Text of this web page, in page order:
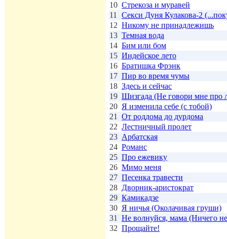
10 Стрекоза и муравей
11 Секси Дуня Кулакова-2
12 Никому не принадлежишь
13 Темная вода
14 Бим или бом
15 Индейское лето
16 Братишка Фрэнк
17 Пир во время чумы
18 Здесь и сейчас
19 Шизгада (Не говори мне про
20 Я изменила себе (с тобой)
21 От роддома до дурдома
22 Лестничный пролет
23 Арбатская
24 Романс
25 Про ежевику
26 Мимо меня
27 Песенка травести
28 Дворник-аристократ
29 Камикадзе
30 Я ничья (Околачивая груши)
31 Не волнуйся, мама (Ничего
32 Прощайте!